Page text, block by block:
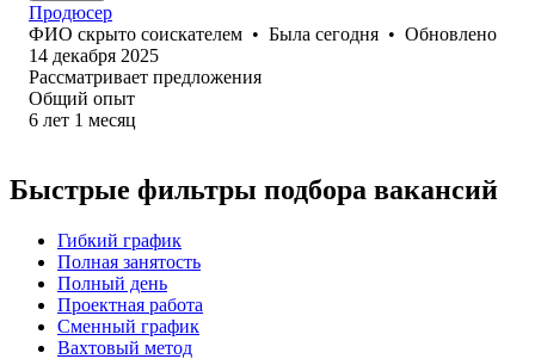
Продюсер
ФИО скрыто соискателем • Была сегодня • Обновлено
14 декабря 2025
Рассматривает предложения
Общий опыт
6 лет 1 месяц
Быстрые фильтры подбора вакансий
Гибкий график
Полная занятость
Полный день
Проектная работа
Сменный график
Вахтовый метод